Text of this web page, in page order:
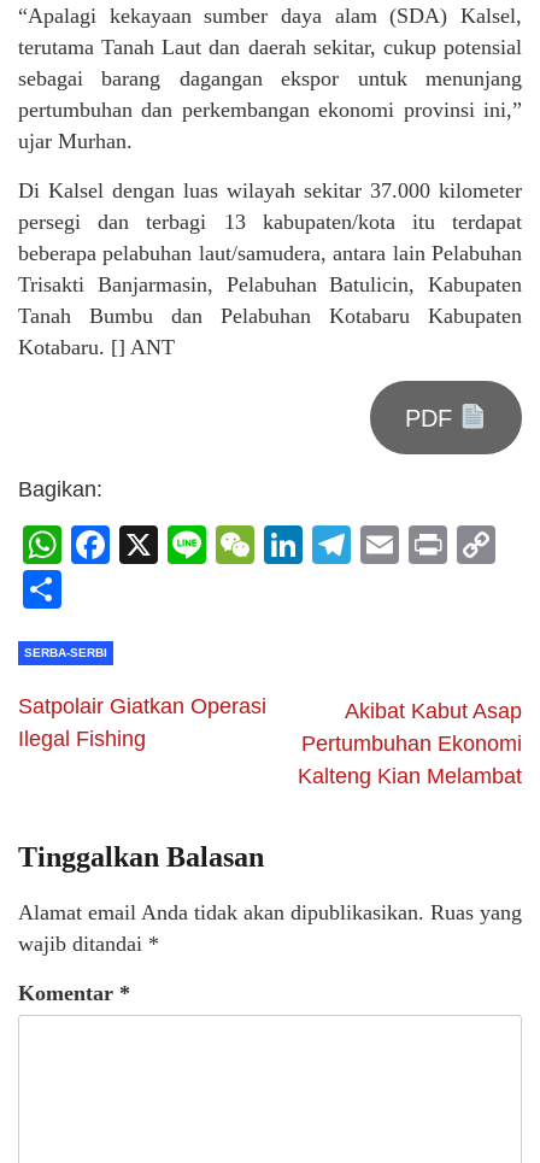
“Apalagi kekayaan sumber daya alam (SDA) Kalsel,
terutama Tanah Laut dan daerah sekitar, cukup potensial
sebagai barang dagangan ekspor untuk menunjang
pertumbuhan dan perkembangan ekonomi provinsi ini,”
ujar Murhan.
Di Kalsel dengan luas wilayah sekitar 37.000 kilometer
persegi dan terbagi 13 kabupaten/kota itu terdapat
beberapa pelabuhan laut/samudera, antara lain Pelabuhan
Trisakti Banjarmasin, Pelabuhan Batulicin, Kabupaten
Tanah Bumbu dan Pelabuhan Kotabaru Kabupaten
Kotabaru. [] ANT
PDF
Bagikan:
WhatsApp
Facebook
X LineWeChat
LinkedIn
Telegram
Email
Print
SERBA-SERBI
Satpolair Giatkan Operasi
Ilegal Fishing
Akibat Kabut Asap
Pertumbuhan Ekonomi
Kalteng Kian Melambat
Tinggalkan Balasan
Alamat email Anda tidak akan dipublikasikan. Ruas yang
wajib ditandai *
Komentar *